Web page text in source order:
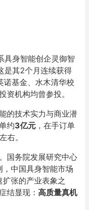
具身智能创企灵御智
是其2个月连续获得
诺基金、水木清华校
资机构均曾参投。
的技术实力与商业潜
约3亿元 ，在手订单
左右。
国务院发展研究中心
中国具身智能市场
张的产业表象之
结显现： 高质量真机